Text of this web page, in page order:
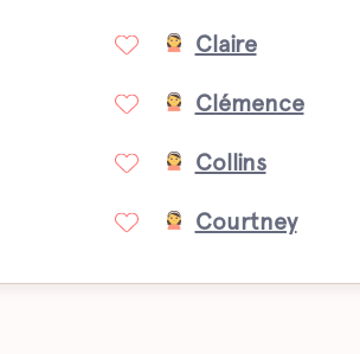
Claire
Clémence
Collins
Courtney